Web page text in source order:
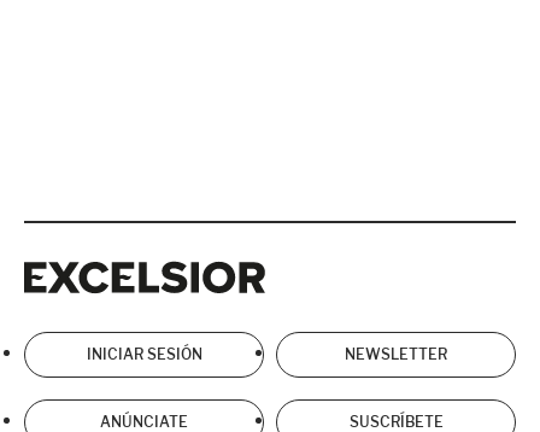
INICIAR SESIÓN NEWSLETTER
ANÚNCIATE SUSCRÍBETE